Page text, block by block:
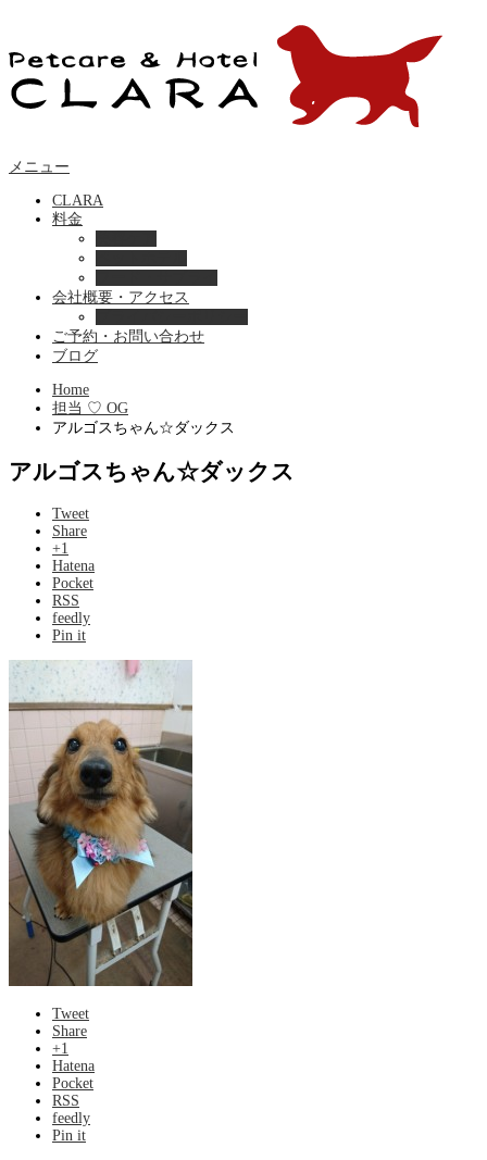
メニュー
CLARA
料金
会社概要・アクセス
ご予約・お問い合わせ
ブログ
Home
担当 ♡ OG
アルゴスちゃん☆ダックス
アルゴスちゃん☆ダックス
Tweet
Share
+1
Hatena
Pocket
RSS
feedly
Pin it
Tweet
Share
+1
Hatena
Pocket
RSS
feedly
Pin it